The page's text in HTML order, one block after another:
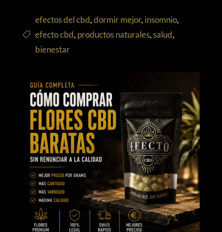
efectos del cbd,dormir mejor, insomnio,
efecto cbd, productos naturales,salud,
bienestar